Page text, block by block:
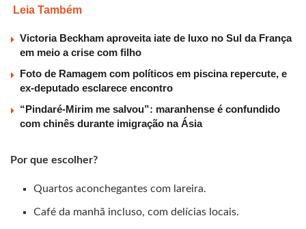
Leia Também
Victoria Beckham aproveita iate de luxo no Sul da França
em meio a crise com filho
Foto de Ramagem com políticos em piscina repercute, e
ex-deputado esclarece encontro
“Pindaré-Mirim me salvou”: maranhense é confundido
com chinês durante imigração na Ásia
Por que escolher?
Quartos aconchegantes com lareira.
Café da manhã incluso, com delícias locais.